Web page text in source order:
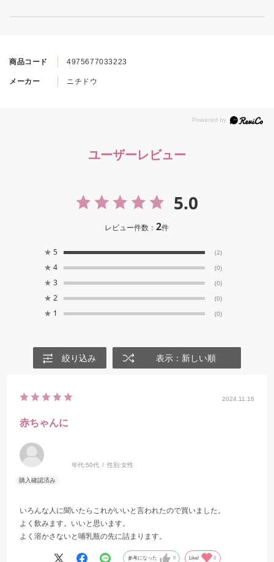
商品コード 4975677033223
メーカー ニチドウ
ユーザーレビュー
5.0
レビュー件数：2件
★ 5 (2)
★ 4 (0)
★ 3 (0)
★ 2 (0)
★ 1 (0)
絞り込み 表示：新しい順
2024.11.16
赤ちゃんに
年代:50代 性別:女性
いろんな人に聞いたらこれがいいと言われたので買いました。
よく飲みます。いいと思います。
よく溶かさないと哺乳瓶の先に詰まります。
参考になった 0 Like! 0